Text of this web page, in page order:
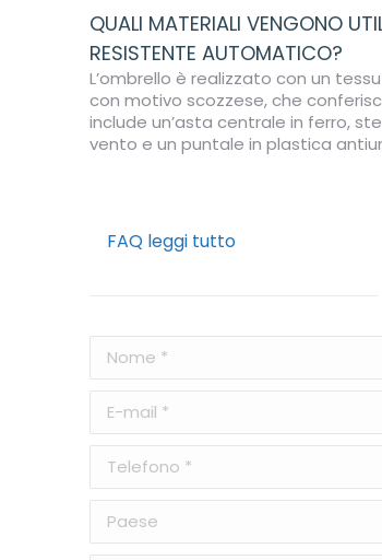
QUALI MATERIALI VENGONO
RESISTENTE AUTOMATICO?
L’ombrello è realizzato con un
con motivo scozzese, che
include un’asta centrale in ferro,
vento e un puntale in plastica
FAQ leggi tutto
Nome *
E-mail *
Telefono *
Paese